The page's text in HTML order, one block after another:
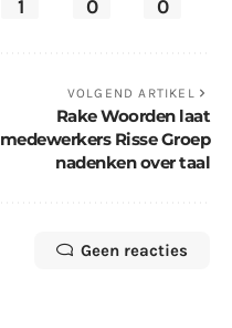
1 0 0
VOLGEND ARTIKEL
Rake Woorden laat
medewerkers Risse Groep
nadenken over taal
Geen reacties